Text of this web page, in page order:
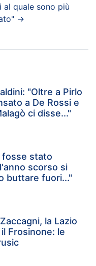
al quale sono più
→
"Oltre a Pirlo
a De Rossi e
ci disse..."
fosse stato
scorso si
buttare fuori..."
la Lazio
Frosinone: le